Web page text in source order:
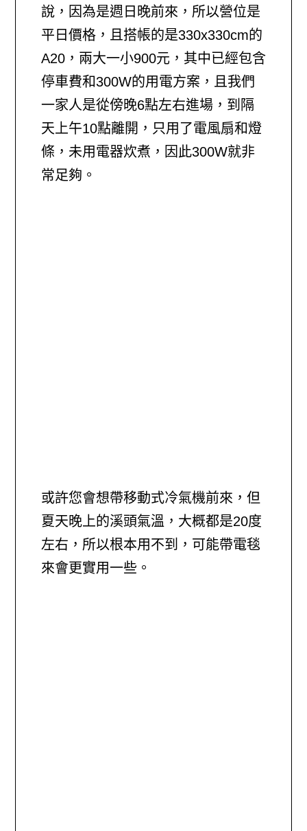
說，因為是週日晚前來，所以營位是
平日價格，且搭帳的是330x330cm的
A20，兩大一小900元，其中已經包含
停車費和300W的用電方案，且我們
一家人是從傍晚6點左右進場，到隔
天上午10點離開，只用了電風扇和燈
條，未用電器炊煮，因此300W就非
常足夠。
或許您會想帶移動式冷氣機前來，但
夏天晚上的溪頭氣溫，大概都是20度
左右，所以根本用不到，可能帶電毯
來會更實用一些。